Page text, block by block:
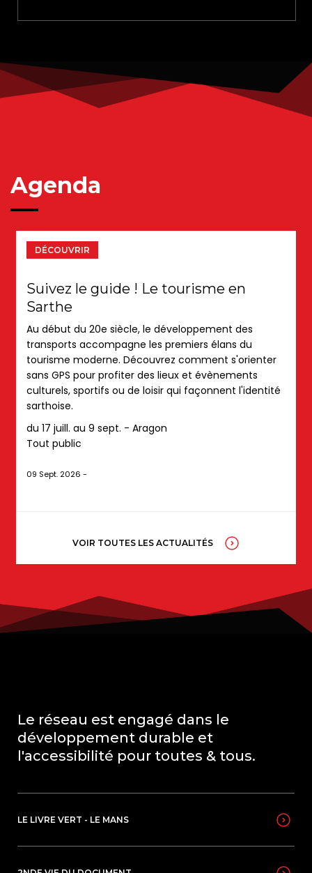
Agenda
DÉCOUVRIR
Suivez le guide ! Le tourisme en
Sarthe
Au début du 20e siècle, le développement des
transports accompagne les premiers élans du
tourisme moderne. Découvrez comment s'orienter
sans GPS pour profiter des lieux et évènements
culturels, sportifs ou de loisir qui façonnent l'identité
sarthoise.
du 17 juill. au 9 sept. - Aragon
Tout public
09 Sept. 2026
VOIR TOUTES LES ACTUALITÉS
Le réseau est engagé dans le
développement durable et
l'accessibilité pour toutes & tous.
LE LIVRE VERT - LE MANS